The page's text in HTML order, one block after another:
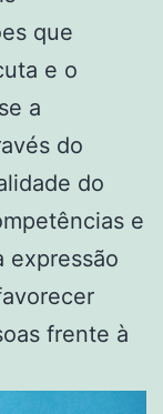
que
e o
a
do
do
e
expressão
frente à